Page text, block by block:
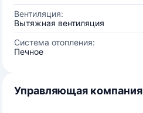
Вентиляция:
Вытяжная вентиляция
Система отопления:
Печное
Управляющая компания